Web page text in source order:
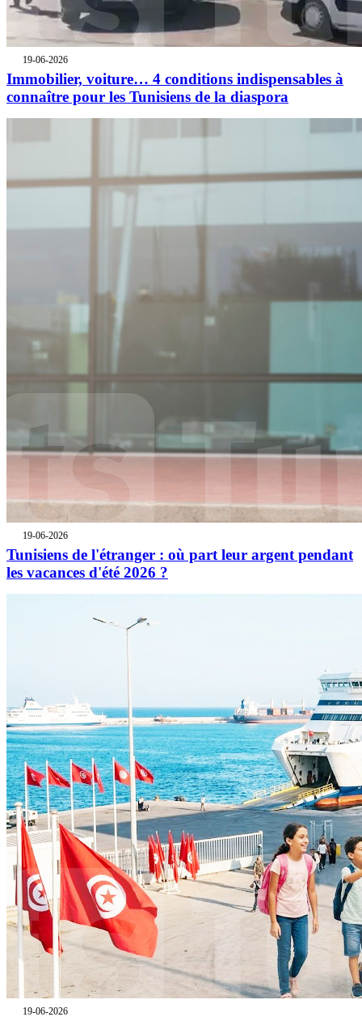
19-06-2026
Immobilier, voiture… 4 conditions indispensables à
connaître pour les Tunisiens de la diaspora
19-06-2026
Tunisiens de l'étranger : où part leur argent pendant
les vacances d'été 2026 ?
19-06-2026